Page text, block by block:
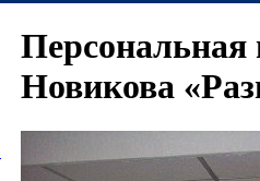
Новикова